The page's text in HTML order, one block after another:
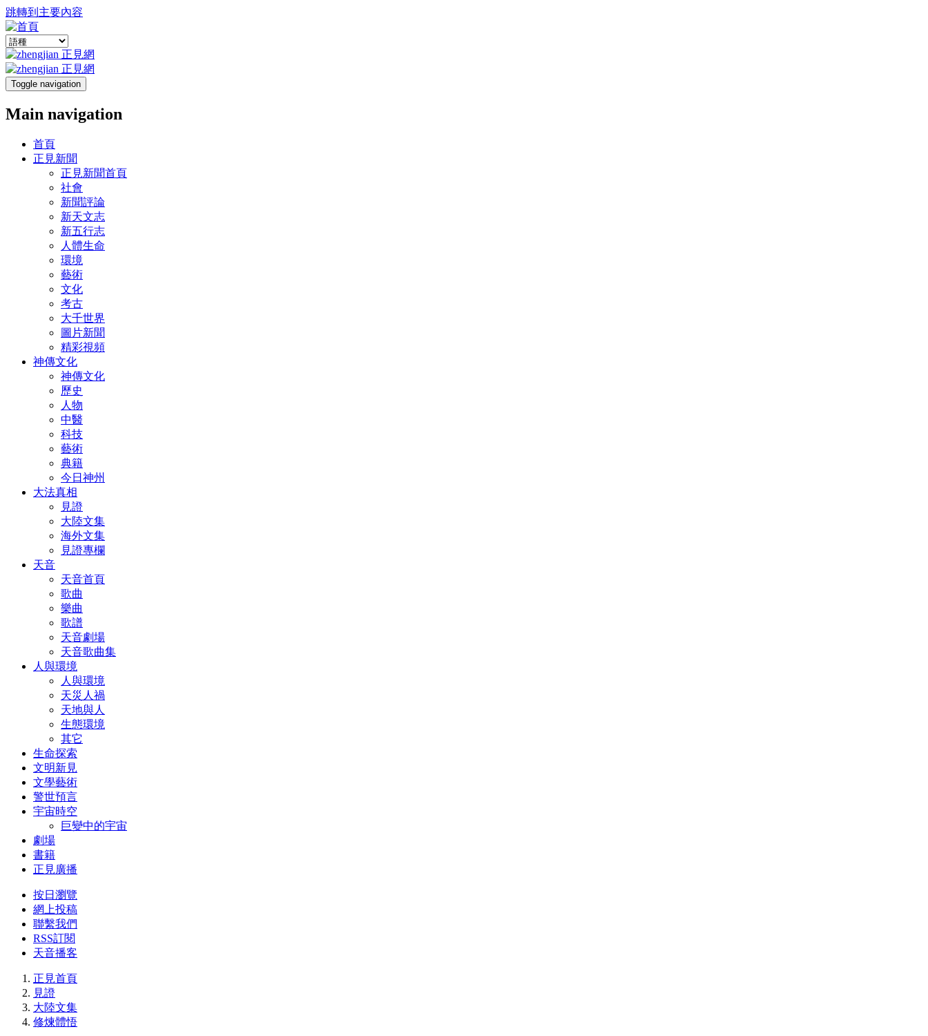
跳轉到主要內容
Toggle navigation
Main navigation
首頁
正見新聞
正見新聞首頁
社會
新聞評論
新天文志
新五行志
人體生命
環境
藝術
文化
考古
大千世界
圖片新聞
精彩視頻
神傳文化
神傳文化
歷史
人物
中醫
科技
藝術
典籍
今日神州
大法真相
見證
大陸文集
海外文集
見證專欄
天音
天音首頁
歌曲
樂曲
歌譜
天音劇場
天音歌曲集
人與環境
人與環境
天災人禍
天地與人
生態環境
其它
生命探索
文明新見
文學藝術
警世預言
宇宙時空
巨變中的宇宙
劇場
書籍
正見廣播
按日瀏覽
網上投稿
聯繫我們
RSS訂閱
天音播客
正見首頁
見證
大陸文集
修煉體悟